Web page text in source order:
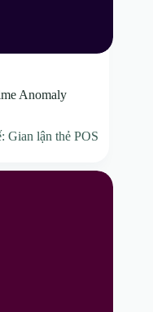
Anomaly
Gian lận thẻ POS